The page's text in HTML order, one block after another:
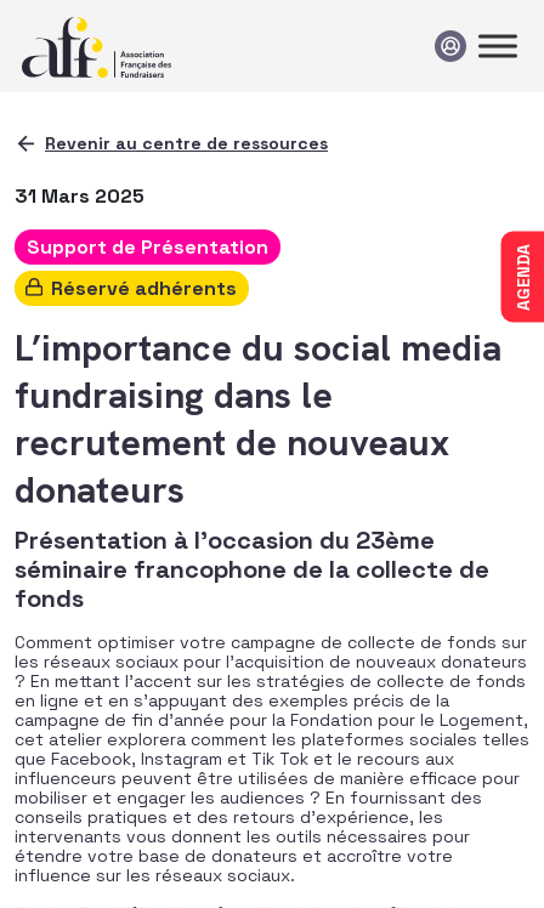
AGENDA
Revenir au centre de ressources
31 Mars 2025
Support de Présentation
Réservé adhérents
L’importance du social media
fundraising dans le
recrutement de nouveaux
donateurs
Présentation à l'occasion du 23ème
séminaire francophone de la collecte de
fonds
Comment optimiser votre campagne de collecte de fonds sur
les réseaux sociaux pour l’acquisition de nouveaux donateurs
? En mettant l’accent sur les stratégies de collecte de fonds
en ligne et en s’appuyant des exemples précis de la
campagne de fin d’année pour la Fondation pour le Logement,
cet atelier explorera comment les plateformes sociales telles
que Facebook, Instagram et Tik Tok et le recours aux
influenceurs peuvent être utilisées de manière efficace pour
mobiliser et engager les audiences ? En fournissant des
conseils pratiques et des retours d’expérience, les
intervenants vous donnent les outils nécessaires pour
étendre votre base de donateurs et accroître votre
influence sur les réseaux sociaux.